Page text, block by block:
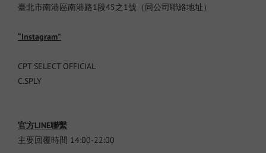
臺北市南港區南港路1段45之1號（同公司聯絡地址）
“Instagram"
CPT SELECT OFFICIAL
C.SPLY
官方LINE聯繫
主要回覆時間 14:00-22:00